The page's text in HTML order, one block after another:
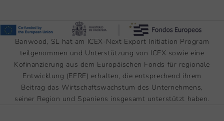
Banwood, SL hat am ICEX-Next Export Initiation Program
teilgenommen und Unterstützung von ICEX sowie eine
Kofinanzierung aus dem Europäischen Fonds für regionale
Entwicklung (EFRE) erhalten, die entsprechend ihrem
Beitrag das Wirtschaftswachstum des Unternehmens,
seiner Region und Spaniens insgesamt unterstützt haben.